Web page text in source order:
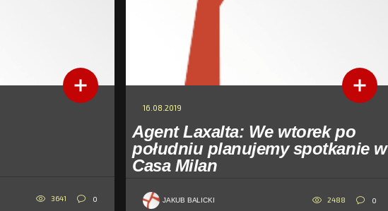
3641 0
16.08.2019
Agent Laxalta: We wtorek po
południu planujemy spotkanie w
Casa Milan
JAKUB BALICKI 2488 0